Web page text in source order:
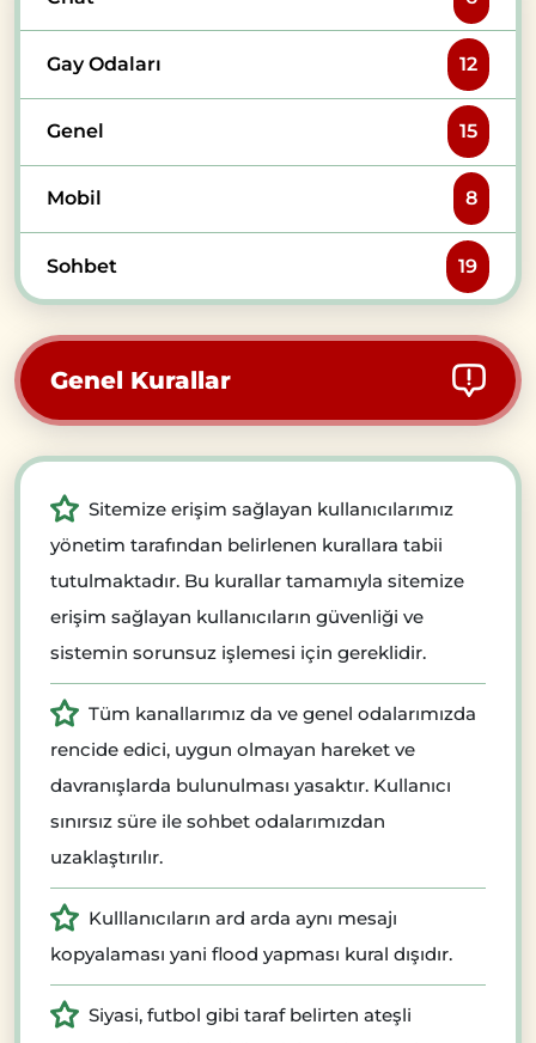
Gay Odaları 12
Genel 15
Mobil 8
Sohbet 19
Genel Kurallar
Sitemize erişim sağlayan kullanıcılarımız
yönetim tarafından belirlenen kurallara tabii
tutulmaktadır. Bu kurallar tamamıyla sitemize
erişim sağlayan kullanıcıların güvenliği ve
sistemin sorunsuz işlemesi için gereklidir.
Tüm kanallarımız da ve genel odalarımızda
rencide edici, uygun olmayan hareket ve
davranışlarda bulunulması yasaktır. Kullanıcı
sınırsız süre ile sohbet odalarımızdan
uzaklaştırılır.
Kulllanıcıların ard arda aynı mesajı
kopyalaması yani flood yapması kural dışıdır.
Siyasi, futbol gibi taraf belirten ateşli